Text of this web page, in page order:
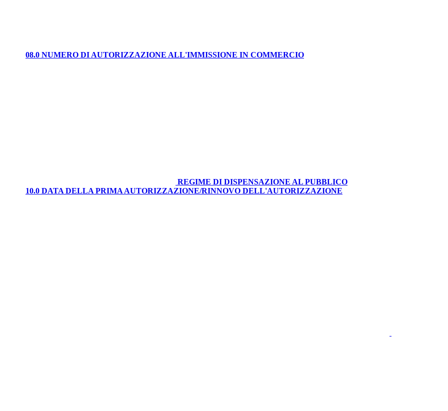
08.0 NUMERO DI AUTORIZZAZIONE ALL'IMMISSIONE IN COMMERCIO
REGIME DI DISPENSAZIONE AL PUBBLICO
10.0 DATA DELLA PRIMA AUTORIZZAZIONE/RINNOVO DELL'AUTORIZZAZIONE